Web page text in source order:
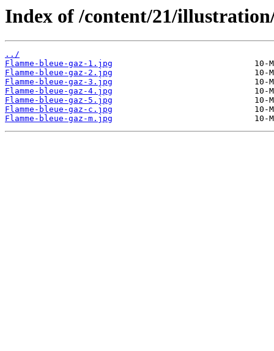
Index of /content/21/
../
Flamme-bleue-gaz-1.jpg
Flamme-bleue-gaz-2.jpg
Flamme-bleue-gaz-3.jpg
Flamme-bleue-gaz-4.jpg
Flamme-bleue-gaz-5.jpg
Flamme-bleue-gaz-c.jpg
Flamme-bleue-gaz-m.jpg